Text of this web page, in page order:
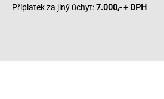
Příplatek za jiný úchyt:7.000,- + DPH